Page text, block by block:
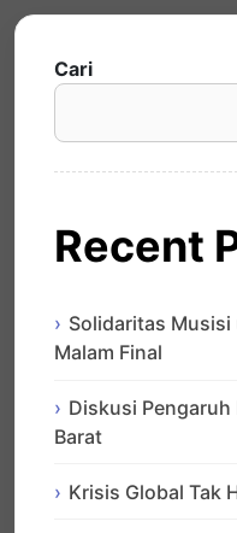
Cari
Recent
Solidaritas
Malam Final
Diskusi Pengaruh
Barat
Krisis Global Tak